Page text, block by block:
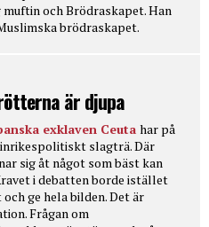
och Brödraskapet. Han
brödraskapet.
är djupa
exklaven Ceuta har på
slagträ. Där
sig åt något som bäst kan
i debatten borde istället
ge hela bilden. Det är
Frågan om